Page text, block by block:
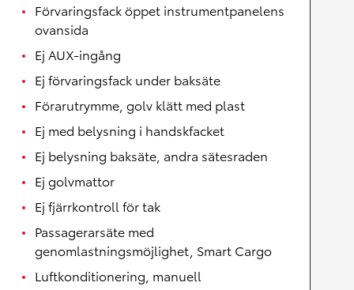
Förvaringsfack öppet instrumentpanelens
ovansida
Ej AUX-ingång
Ej förvaringsfack under baksäte
Förarutrymme, golv klätt med plast
Ej med belysning i handskfacket
Ej belysning baksäte, andra sätesraden
Ej golvmattor
Ej fjärrkontroll för tak
Passagerarsäte med
genomlastningsmöjlighet, Smart Cargo
Luftkonditionering, manuell